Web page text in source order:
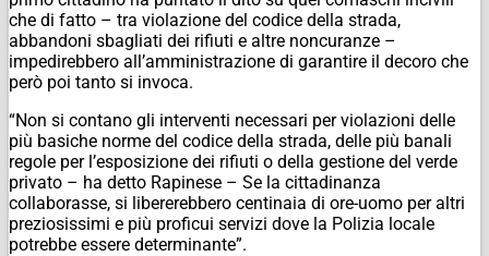
che di fatto – tra violazione del codice della strada,
abbandoni sbagliati dei rifiuti e altre noncuranze –
impedirebbero all’amministrazione di garantire il decoro che
però poi tanto si invoca.
“Non si contano gli interventi necessari per violazioni delle
più basiche norme del codice della strada, delle più banali
regole per l’esposizione dei rifiuti o della gestione del verde
privato – ha detto Rapinese – Se la cittadinanza
collaborasse, si libererebbero centinaia di ore-uomo per altri
preziosissimi e più proficui servizi dove la Polizia locale
potrebbe essere determinante”.